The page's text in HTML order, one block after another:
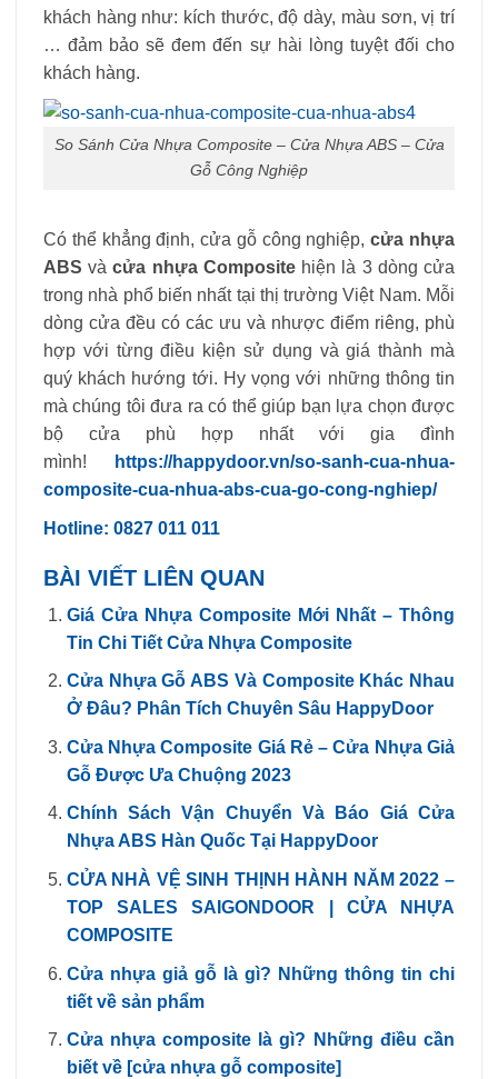
khách hàng như: kích thước, độ dày, màu sơn, vị trí
… đảm bảo sẽ đem đến sự hài lòng tuyệt đối cho
khách hàng.
So Sánh Cửa Nhựa Composite – Cửa Nhựa ABS – Cửa
Gỗ Công Nghiệp
Có thể khẳng định, cửa gỗ công nghiệp,cửa nhựa
ABS vàcửa nhựa Composite hiện là 3 dòng cửa
trong nhà phổ biến nhất tại thị trường Việt Nam. Mỗi
dòng cửa đều có các ưu và nhược điểm riêng, phù
hợp với từng điều kiện sử dụng và giá thành mà
quý khách hướng tới. Hy vọng với những thông tin
mà chúng tôi đưa ra có thể giúp bạn lựa chọn được
bộ cửa phù hợp nhất với gia đình
mình!
https://happydoor.vn/so-sanh-cua-nhua-
composite-cua-nhua-abs-cua-go-cong-nghiep/
Hotline: 0827 011 011
BÀI VIẾT LIÊN QUAN
Giá Cửa Nhựa Composite Mới Nhất – Thông
Tin Chi Tiết Cửa Nhựa Composite
Cửa Nhựa Gỗ ABS Và Composite Khác Nhau
Ở Đâu? Phân Tích Chuyên Sâu HappyDoor
Cửa Nhựa Composite Giá Rẻ – Cửa Nhựa Giả
Gỗ Được Ưa Chuộng 2023
Chính Sách Vận Chuyển Và Báo Giá Cửa
Nhựa ABS Hàn Quốc Tại HappyDoor
CỬA NHÀ VỆ SINH THỊNH HÀNH NĂM 2022 –
TOP SALES SAIGONDOOR | CỬA NHỰA
COMPOSITE
Cửa nhựa giả gỗ là gì? Những thông tin chi
tiết về sản phẩm
Cửa nhựa composite là gì? Những điều cần
biết về [cửa nhựa gỗ composite]